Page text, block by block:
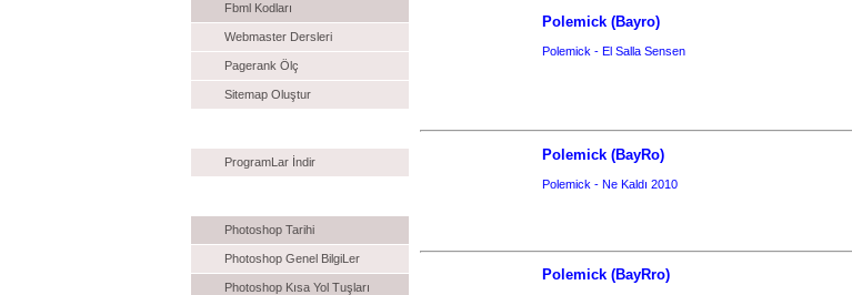
Fbml Kodları
Webmaster Dersleri
Pagerank Ölç
Sitemap Oluştur
ProgramLar İndir
Photoshop Tarihi
Photoshop Genel BilgiLer
Photoshop Kısa Yol Tuşları
Polemick (Bayro)
Polemick - El Salla Sensen
Polemick (BayRo)
Polemick - Ne Kaldı 2010
Polemick (BayRro)